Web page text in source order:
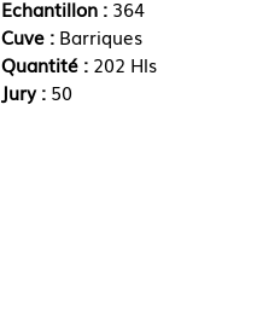
Echantillon :364
Cuve : Barriques
Quantité : 202 Hls
Jury : 50